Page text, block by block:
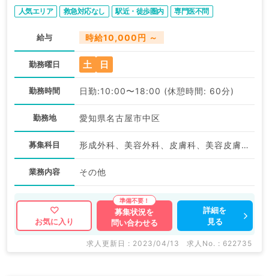
人気エリア 救急対応なし 駅近・徒歩圏内 専門医不問
給与 時給10,000円 ～
勤務曜日 土 日
勤務時間 日勤:10:00〜18:00 (休憩時間: 60分)
勤務地 愛知県名古屋市中区
募集科目 形成外科、美容外科、皮膚科、美容皮膚科、その他
業務内容 その他
お気に入り
募集状況を
問い合わせる
詳細を
見る
求人更新日 : 2023/04/13 求人No. : 622735